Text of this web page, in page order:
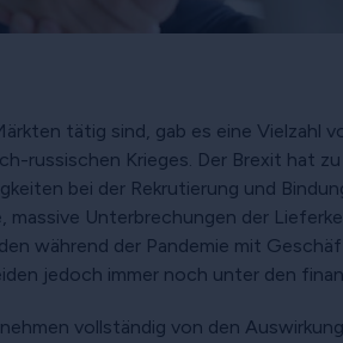
tätig sind, gab es eine Vielzahl
russischen Krieges. Der Brexit hat
bei der Rekrutierung und
Unterbrechungen der
während der Pandemie mit
jedoch immer noch unter den
vollständig von den